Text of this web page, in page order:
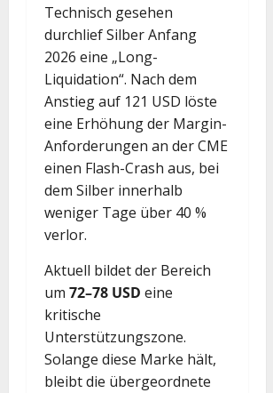
Technisch gesehen
durchlief Silber Anfang
2026 eine „Long-
Liquidation“. Nach dem
Anstieg auf 121 USD löste
eine Erhöhung der Margin-
Anforderungen an der CME
einen Flash-Crash aus, bei
dem Silber innerhalb
weniger Tage über 40 %
verlor.
Aktuell bildet der Bereich
um 72–78 USD eine
kritische
Unterstützungszone.
Solange diese Marke hält,
bleibt die übergeordnete